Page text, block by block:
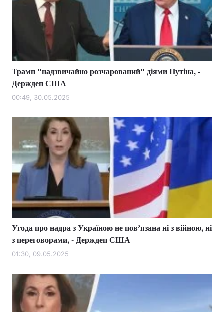
Трамп "надзвичайно розчарований" діями Путіна, -
Держдеп США
00:49, 30.05.2025
Угода про надра з Україною не повʼязана ні з війною, ні
з переговорами, - Держдеп США
01:30, 09.05.2025